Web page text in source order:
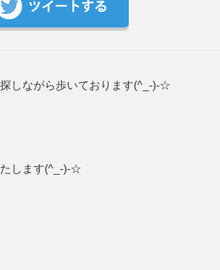
しながら歩いております(^_-)-☆
します(^_-)-☆